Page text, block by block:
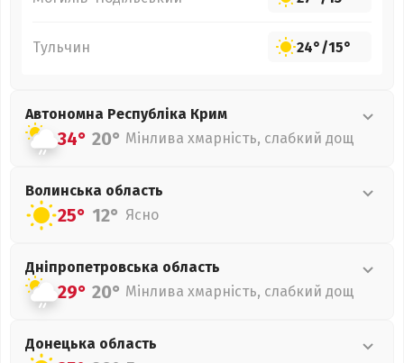
Тульчин 24°/15°
Автономна Республіка Крим
34° 20° Мінлива хмарність, слабкий дощ
Волинська область
25° 12° Ясно
Дніпропетровська область
29° 20° Мінлива хмарність, слабкий дощ
Донецька область